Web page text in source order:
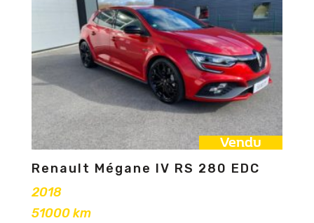
Vendu
Renault Mégane IV RS 280 EDC
2018
51000 km